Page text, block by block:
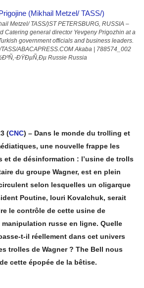
Metzel/ TASS/)ST PETERSBURG, RUSSIA –
Catering general director Yevgeny Prigozhin at a
government officials and business leaders.
ABACAPRESS.COM Akaba | 788574_002
ÐŸÐµÑ‚Ðµ Russie Russia
(CNC) – Dans le monde du trolling et
une nouvelle frappe les
et de désinformation : l’usine de trolls
du groupe Wagner, est en plein
selon lesquelles un oligarque
Poutine, Iouri Kovalchuk, serait
le contrôle de cette usine de
russe en ligne. Quelle
t-il réellement dans cet univers
trolles de Wagner ? The Bell nous
cette épopée de la bêtise.